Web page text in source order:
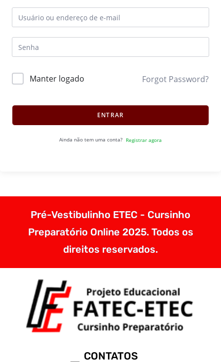
Manter logado Forgot Password?
ENTRAR
Ainda não tem uma conta? Registrar agora
Pré-Vestibulinho ETEC - Cursinho
Preparatório Online 2025. Todos os
direitos reservados.
CONTATOS